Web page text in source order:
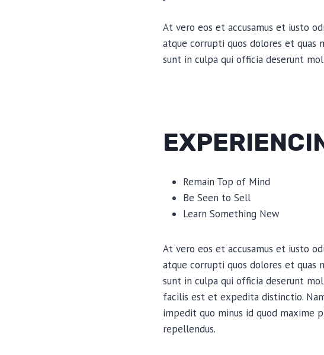
At vero eos et accusamus et iusto
atque corrupti quos dolores et
sunt in culpa qui officia deserunt
Remain Top of Mind
Be Seen to Sell
Learn Something New
At vero eos et accusamus et iusto
atque corrupti quos dolores et
sunt in culpa qui officia deserunt
facilis est et expedita distinctio.
impedit quo minus id quod maxime
repellendus.